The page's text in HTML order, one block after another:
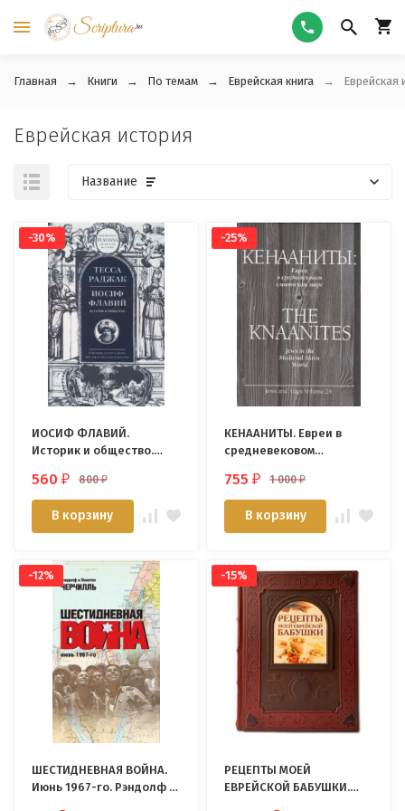
Главная Книги По темам Еврейская книга Еврейская
Еврейская история
Название
-30%
ИОСИФ ФЛАВИЙ.
Историк и общество.
560₽ 800₽
В корзину
-25%
КЕНААНИТЫ. Евреи в
средневековом
755₽ 1 000₽
В корзину
-12%
ШЕСТИДНЕВНАЯ ВОЙНА.
Июнь 1967-го. Рэндолф и
-15%
РЕЦЕПТЫ МОЕЙ
ЕВРЕЙСКОЙ БАБУШКИ.